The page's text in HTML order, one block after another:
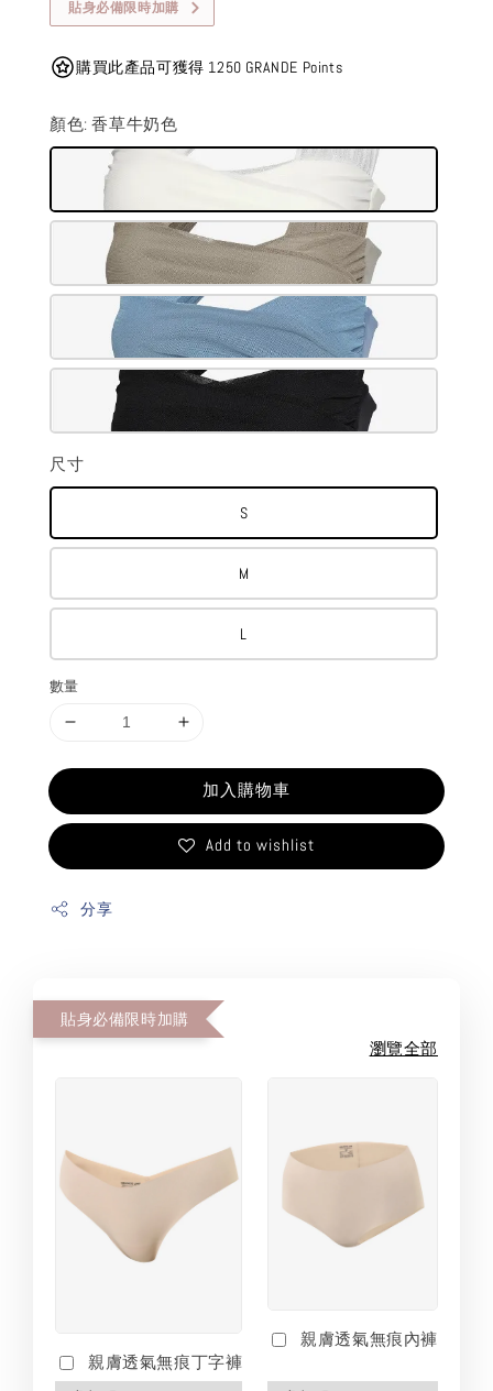
貼身必備限時加購
購買此產品可獲得 1250 GRANDE Points
顏色: 香草牛奶色
尺寸
S
M
L
數量
加入購物車
Add to wishlist
分享
貼身必備限時加購
瀏覽全部
親膚透氣無痕丁字褲
親膚透氣無痕內褲